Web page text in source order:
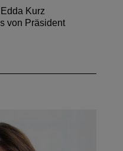
Kurz
von Präsident